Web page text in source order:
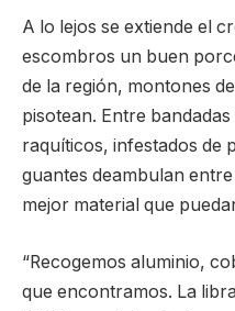
A lo lejos se extiende el
escombros un buen
de la región, montones
pisotean. Entre
raquíticos, infestados de
guantes deambulan
mejor material que
“Recogemos aluminio,
que encontramos. La